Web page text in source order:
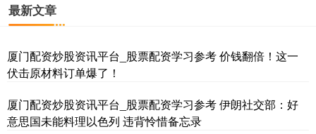
最新文章
厦门配资炒股资讯平台_股票配资学习参考 价钱翻倍！这一
伏击原材料订单爆了！
厦门配资炒股资讯平台_股票配资学习参考 伊朗社交部：好
意思国未能料理以色列 违背怜惜备忘录